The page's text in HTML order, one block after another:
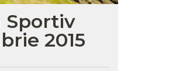
Sportiv
2015